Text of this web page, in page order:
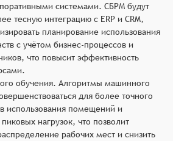
системами. СБРМ будут
тесную интеграцию с ERP и CRM,
планирование использования
с учётом бизнес-процессов и
что повысит эффективность
обучения. Алгоритмы машинного
для более точного
использования помещений и
нагрузок, что позволит
рабочих мест и снизить